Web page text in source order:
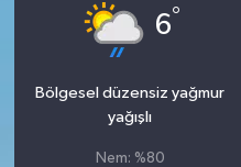
6°
Bölgesel düzensiz yağmur
yağışlı
Nem: %80